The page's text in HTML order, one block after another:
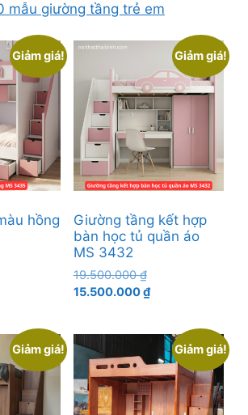
mẫu giường tầng trẻ em
Giảm giá!
hồng
₫.
Giảm giá!
Giường tầng kết hợp
bàn học tủ quần áo
MS 3432
19.500.000₫Giá
gốc
19.500.000 ₫.
15.500.000₫Giá
15.500.000 ₫.
Giảm giá! Giảm giá!